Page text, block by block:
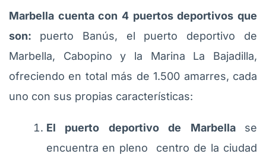
Marbella cuenta con 4 puertos deportivos que
son: puerto Banús, el puerto deportivo de
Marbella, Cabopino y la Marina La Bajadilla,
ofreciendo en total más de 1.500 amarres, cada
uno con sus propias características:
El puerto deportivo de Marbella se
encuentra en pleno centro de la ciudad